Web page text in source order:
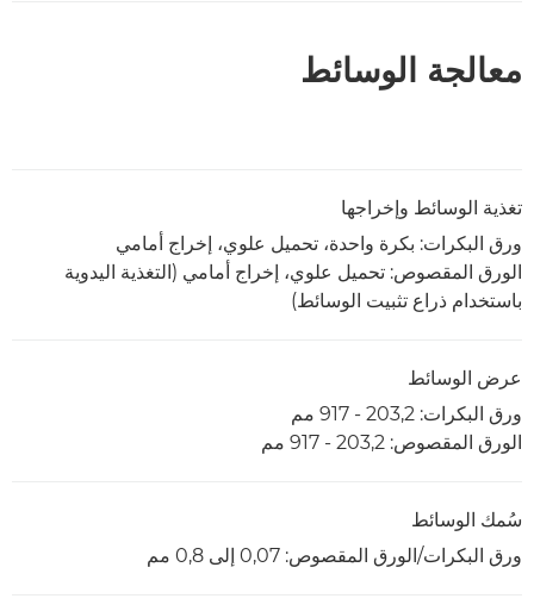
معالجة الوسائط
تغذية الوسائط وإخراجها
ورق البكرات: بكرة واحدة، تحميل علوي، إخراج أمامي
الورق المقصوص: تحميل علوي، إخراج أمامي (التغذية اليدوية
باستخدام ذراع تثبيت الوسائط)
عرض الوسائط
ورق البكرات: 203,2 - 917 مم
الورق المقصوص: 203,2 - 917 مم
سُمك الوسائط
ورق البكرات/الورق المقصوص: 0,07 إلى 0,8 مم